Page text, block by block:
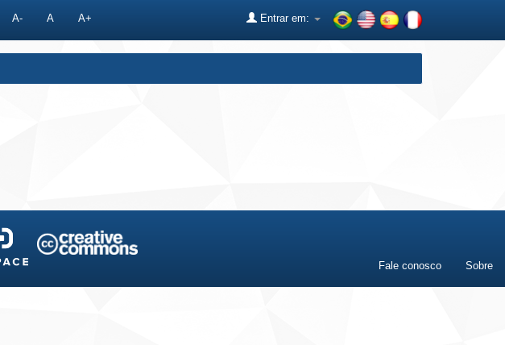
A- A A+ Entrar em:
Fale conosco Sobre